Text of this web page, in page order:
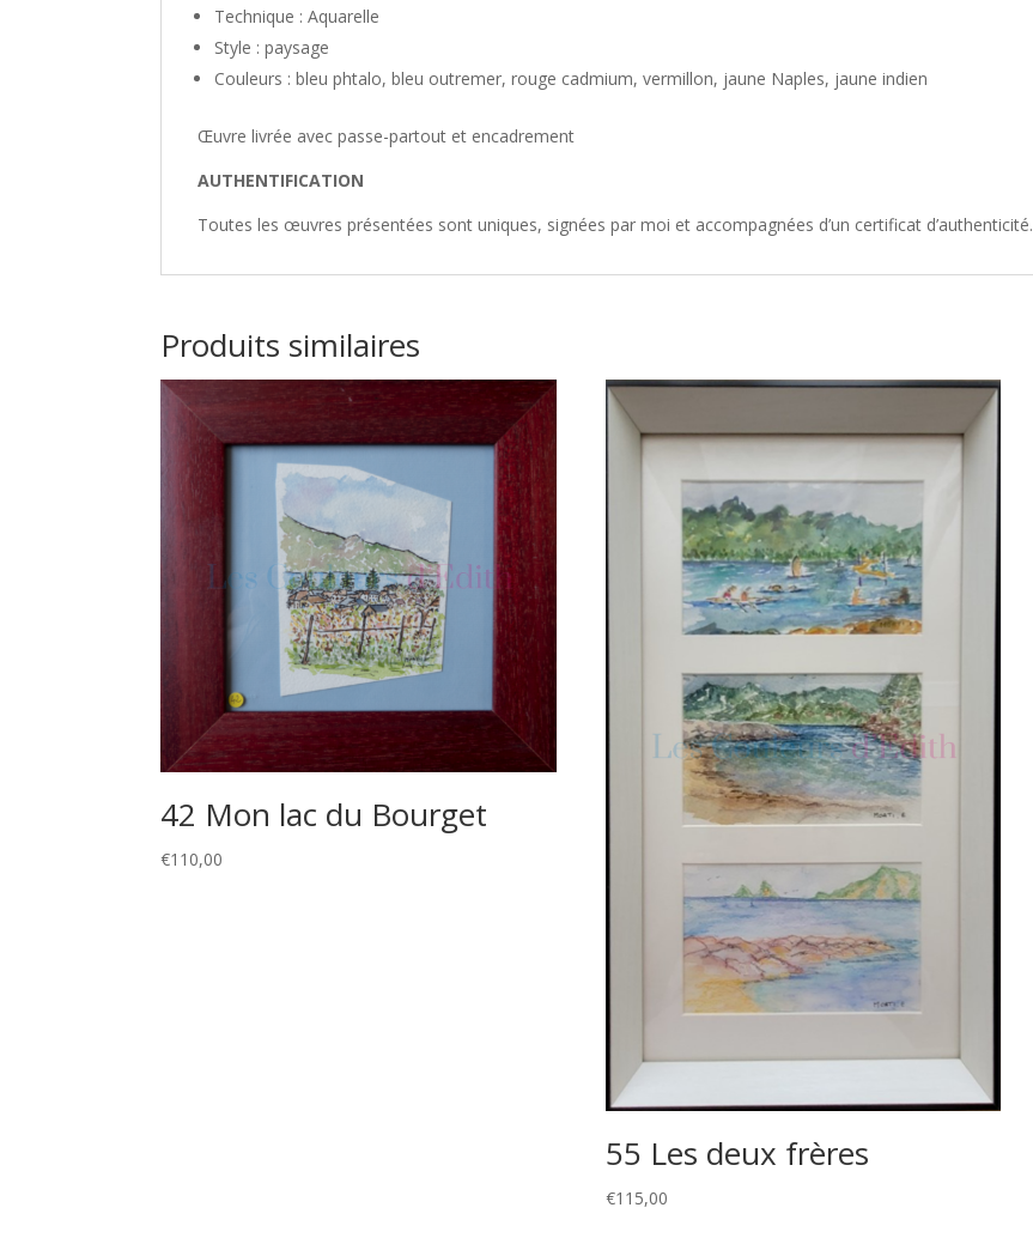
Technique : Aquarelle
Style : paysage
Couleurs : bleu phtalo, bleu outremer, rouge cadmium, vermillon, jaune Naples, jaune indien
Œuvre livrée avec passe-partout et encadrement
AUTHENTIFICATION
Toutes les œuvres présentées sont uniques, signées par moi et accompagnées d’un certificat d’authenticité.
Produits similaires
42 Mon lac du Bourget
€110,00
55 Les deux frères
€115,00